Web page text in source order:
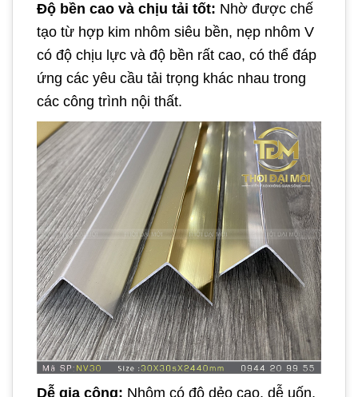
Độ bền cao và chịu tải tốt: Nhờ được chế
tạo từ hợp kim nhôm siêu bền, nẹp nhôm V
có độ chịu lực và độ bền rất cao, có thể đáp
ứng các yêu cầu tải trọng khác nhau trong
các công trình nội thất.
Dễ gia công: Nhôm có độ dẻo cao, dễ uốn,